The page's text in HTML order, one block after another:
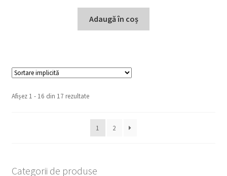
Adaugă în coș
Afișez 1 - 16 din 17 rezultate
1 2
Categorii de produse